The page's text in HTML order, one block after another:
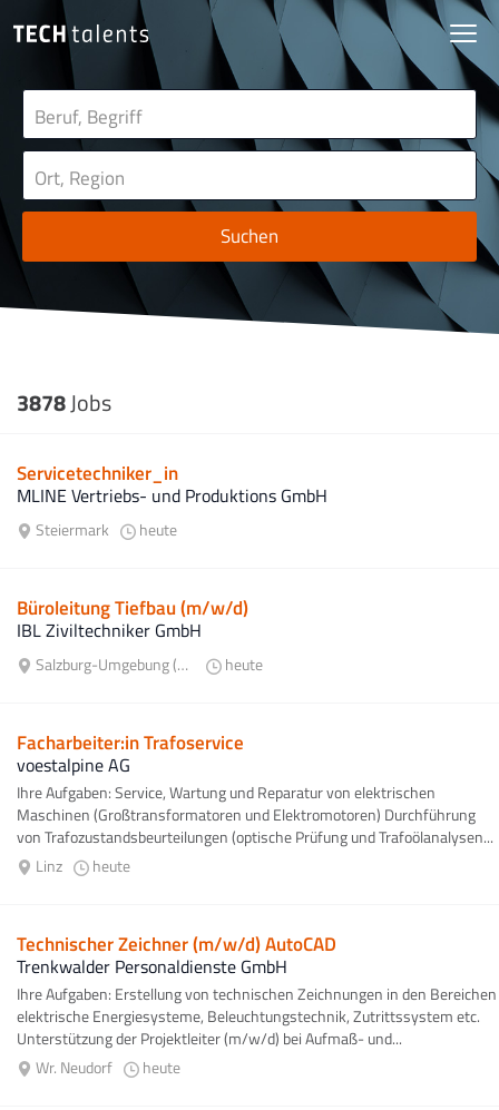
Suchen
3878Jobs
Servicetechniker_in
MLINE Vertriebs- und Produktions GmbH
Steiermark heute
Büroleitung Tiefbau (m/w/d)
IBL Ziviltechniker GmbH
Salzburg-Umgebung (Bezirk) heute
Facharbeiter:in Trafoservice
voestalpine AG
Ihre Aufgaben: Service, Wartung und Reparatur von elektrischen
Maschinen (Großtransformatoren und Elektromotoren) Durchführung
von Trafozustandsbeurteilungen (optische Prüfung und Trafoölanalysen...
Linz
heute
Technischer Zeichner (m/w/d) AutoCAD
Trenkwalder Personaldienste GmbH
Ihre Aufgaben: Erstellung von technischen Zeichnungen in den Bereichen
elektrische Energiesysteme, Beleuchtungstechnik, Zutrittssystem etc.
Unterstützung der Projektleiter (m/w/d) bei Aufmaß- und...
Wr. Neudorf
heute